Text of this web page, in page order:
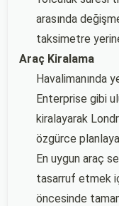
arasında
taksimetre
Araç Kiralama
Havalimanında
Enterprise gibi
kiralayarak
özgürce
En uygun araç
tasarruf etmek
öncesinde